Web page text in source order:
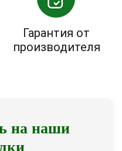
Гарантия от
производителя
на наши